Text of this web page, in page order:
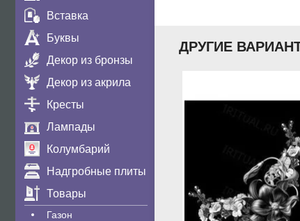
Вставка
Буквы
Декор из бронзы
Декор из акрила
Кресты
Лампады
Колумбарий
Надгробные плиты
Товары
Газон
ДРУГИЕ